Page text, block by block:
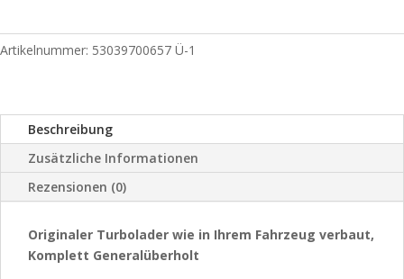
Turbolader
Instandgesetzt
Artikelnummer: 53039700657 Ü-1
Beschreibung
Zusätzliche Informationen
Rezensionen (0)
Originaler Turbolader wie in Ihrem Fahrzeug verbaut,
Komplett Generalüberholt